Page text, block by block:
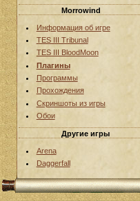
Morrowind
Информация об игре
TES III Tribunal
TES III BloodMoon
Плагины
Программы
Прохождения
Скриншоты из игры
Обои
Другие игры
Arena
Daggerfall